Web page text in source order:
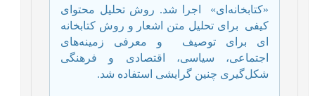
«کتابخانه‌ای»
اجرا شد. روش تحلیل محتوای
کیفی
برای تحلیل متن اشعار و روش کتابخانه
­ای برای توصیف
و معرفی زمینه‌های
اجتماعی، سیاسی، اقتصادی و فرهنگی
شکل‌گیری چنین گرایشی استفاده شد.